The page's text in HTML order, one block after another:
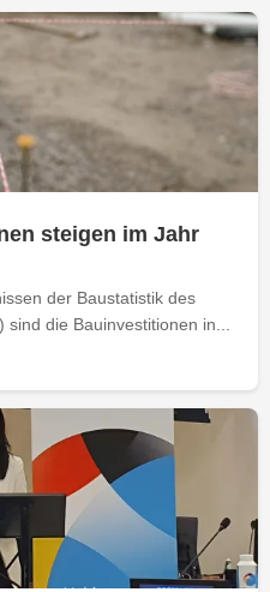
steigen im Jahr
der Baustatistik des
die Bauinvestitionen in...